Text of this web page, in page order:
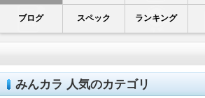
ブログ スペック ランキング
みんカラ 人気のカテゴリ